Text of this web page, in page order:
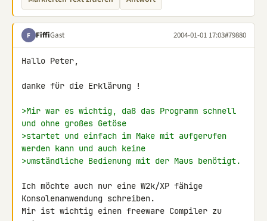
F FiffiGast 2004-01-01 17:03#79880
Hallo Peter,
danke für die Erklärung !
>Mir war es wichtig, daß das Programm schnell
und ohne großes Getöse
>startet und einfach im Make mit aufgerufen
werden kann und auch keine
>umständliche Bedienung mit der Maus benötigt.
Ich möchte auch nur eine W2k/XP fähige
Konsolenanwendung schreiben.
Mir ist wichtig einen freeware Compiler zu